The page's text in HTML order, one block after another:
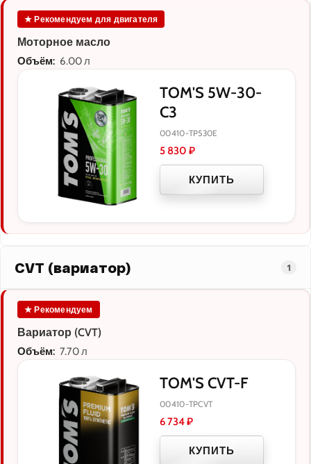
★ Рекомендуем для двигателя
Моторное масло
Объём: 6.00 л
TOM'S 5W-30-
C3
00410-TP530E
5 830 ₽
КУПИТЬ
CVT (вариатор) 1
★ Рекомендуем
Вариатор (CVT)
Объём: 7.70 л
TOM'S CVT-F
00410-TPCVT
6 734₽
КУПИТЬ